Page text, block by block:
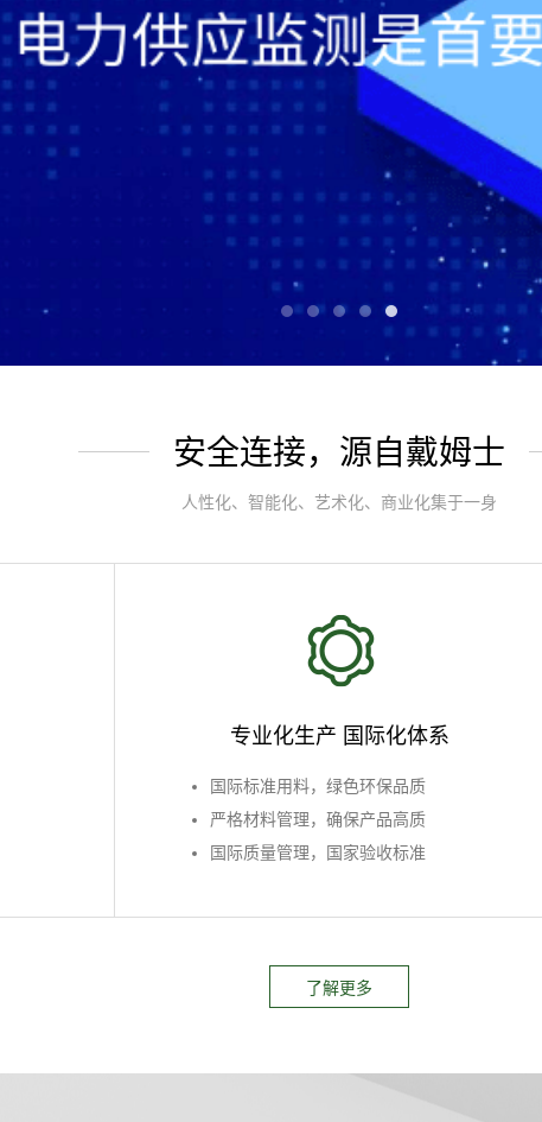
安全连接，源自戴姆士
人性化、智能化、艺术化、商业化集于一身
专业化生产 国际化体系
国际标准用料，绿色环保品质
严格材料管理，确保产品高质
国际质量管理，国家验收标准
了解更多